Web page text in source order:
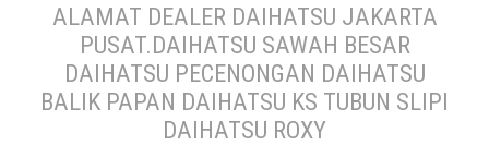
ALAMAT DEALER DAIHATSU JAKARTA
PUSAT.DAIHATSU SAWAH BESAR
DAIHATSU PECENONGAN DAIHATSU
BALIK PAPAN DAIHATSU KS TUBUN SLIPI
DAIHATSU ROXY